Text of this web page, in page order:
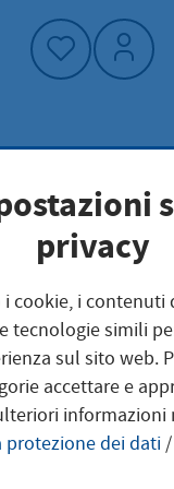
Notizie e offerte
Familie Nord
Nord
privacy
cookie, i contenuti
tecnologie simili
sul sito web.
accettare e
informazioni
protezione dei dati/